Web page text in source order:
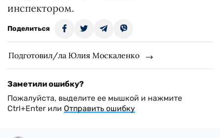
инспектором.
Поделиться
Подготовил/ла Юлия Москаленко
Заметили ошибку?
Пожалуйста, выделите ее мышкой и нажмите
Ctrl+Enter или Отправить ошибку